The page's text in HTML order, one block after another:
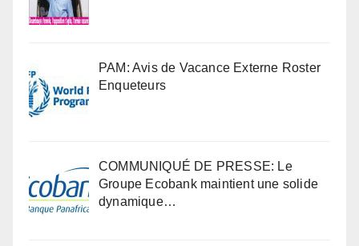
PAM: Avis de Vacance Externe Roster
Enqueteurs
COMMUNIQUÉ DE PRESSE: Le
Groupe Ecobank maintient une solide
dynamique…